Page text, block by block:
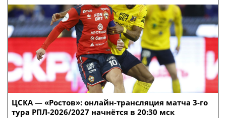
ЦСКА — «Ростов»: онлайн-трансляция матча 3-го
тура РПЛ-2026/2027 начнётся в 20:30 мск